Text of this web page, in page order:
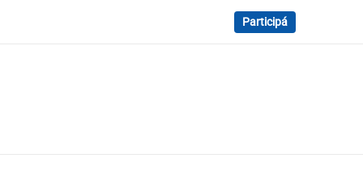
Participá